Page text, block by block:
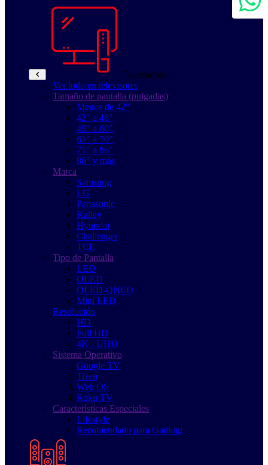
Televisores
Ver todo en televisores
Tamaño de pantalla (pulgadas)
Menos de 42"
42" a 48"
49" a 60"
61" a 70"
71" a 86"
86" y más
Marca
Samsung
LG
Panasonic
Kalley
Hyundai
Challenger
TCL
Tipo de Pantalla
LED
OLED
QLED-QNED
Mini LED
Resolución
HD
Full HD
4K - UHD
Sistema Operativo
Google TV
Tizen
Web OS
Roku TV
Características Especiales
Lifestyle
Recomendado para Gaming